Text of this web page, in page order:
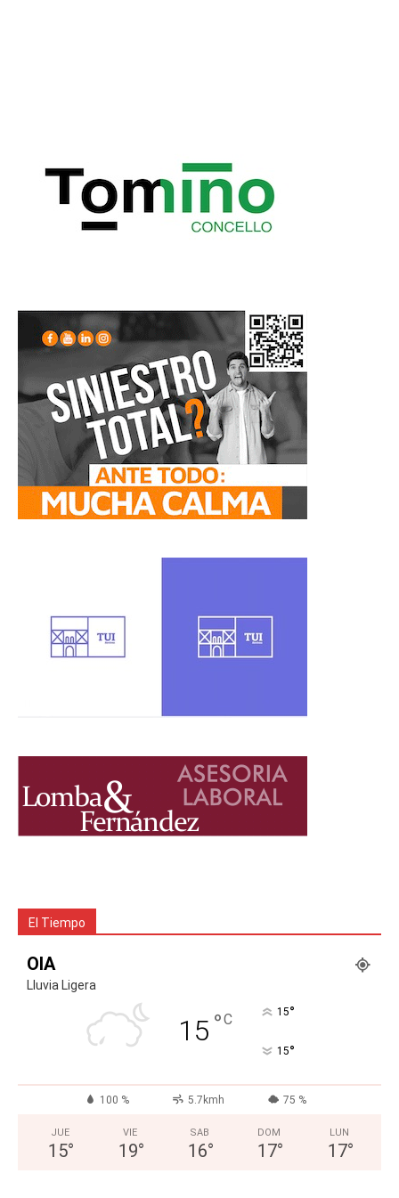
El Tiempo
OIA
Lluvia Ligera
15 °C 15°
15°
100 % 5.7kmh 75 %
JUE
15°
VIE
19°
SAB
16°
DOM
17°
LUN
17°